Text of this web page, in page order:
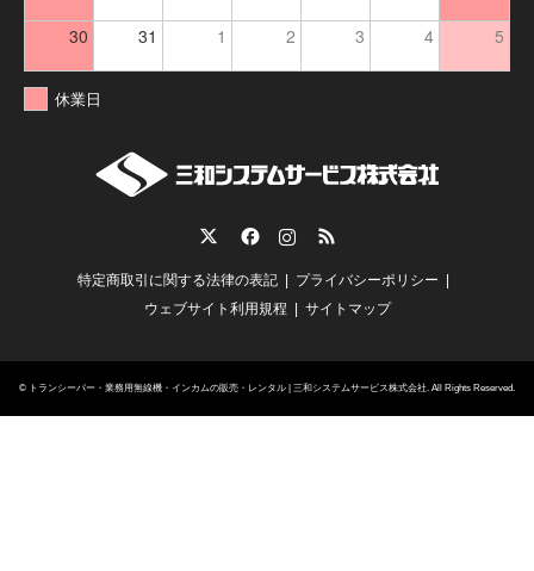
30 31 1 2 3 4 5
休業日
RSS
特定商取引に関する法律の表記
プライバシーポリシー
ウェブサイト利用規程
サイトマップ
© トランシーバー・業務用無線機・インカムの販売・レンタル | 三和システムサービス株式会社. All Rights Reserved.